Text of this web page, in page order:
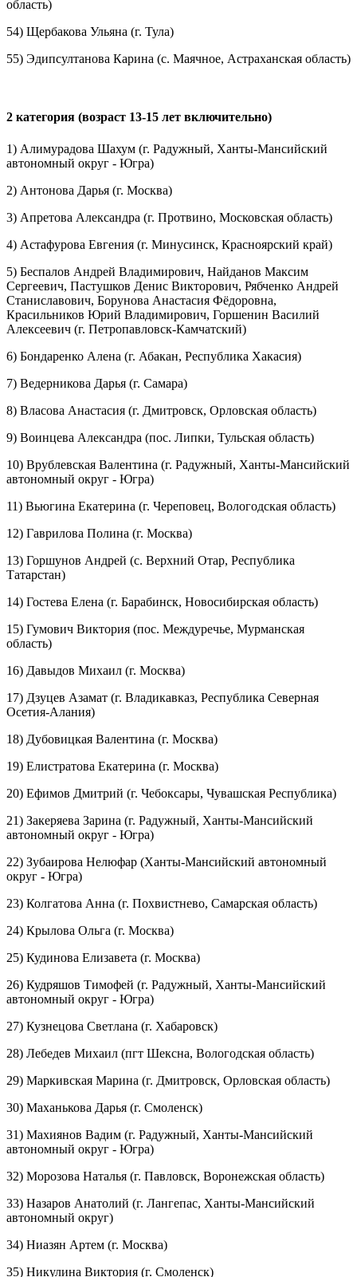
область)
54) Щербакова Ульяна (г. Тула)
55) Эдипсултанова Карина (с. Маячное, Астраханская область)
2 категория (возраст 13-15 лет включительно)
1) Алимурадова Шахум (г. Радужный, Ханты-Мансийский
автономный округ - Югра)
2) Антонова Дарья (г. Москва)
3) Апретова Александра (г. Протвино, Московская область)
4) Астафурова Евгения (г. Минусинск, Красноярский край)
5) Беспалов Андрей Владимирович, Найданов Максим
Сергеевич, Пастушков Денис Викторович, Рябченко Андрей
Станиславович, Борунова Анастасия Фёдоровна,
Красильников Юрий Владимирович, Горшенин Василий
Алексеевич (г. Петропавловск-Камчатский)
6) Бондаренко Алена (г. Абакан, Республика Хакасия)
7) Ведерникова Дарья (г. Самара)
8) Власова Анастасия (г. Дмитровск, Орловская область)
9) Воинцева Александра (пос. Липки, Тульская область)
10) Врублевская Валентина (г. Радужный, Ханты-Мансийский
автономный округ - Югра)
11) Вьюгина Екатерина (г. Череповец, Вологодская область)
12) Гаврилова Полина (г. Москва)
13) Горшунов Андрей (с. Верхний Отар, Республика
Татарстан)
14) Гостева Елена (г. Барабинск, Новосибирская область)
15) Гумович Виктория (пос. Междуречье, Мурманская
область)
16) Давыдов Михаил (г. Москва)
17) Дзуцев Азамат (г. Владикавказ, Республика Северная
Осетия-Алания)
18) Дубовицкая Валентина (г. Москва)
19) Елистратова Екатерина (г. Москва)
20) Ефимов Дмитрий (г. Чебоксары, Чувашская Республика)
21) Закеряева Зарина (г. Радужный, Ханты-Мансийский
автономный округ - Югра)
22) Зубаирова Нелюфар (Ханты-Мансийский автономный
округ - Югра)
23) Колгатова Анна (г. Похвистнево, Самарская область)
24) Крылова Ольга (г. Москва)
25) Кудинова Елизавета (г. Москва)
26) Кудряшов Тимофей (г. Радужный, Ханты-Мансийский
автономный округ - Югра)
27) Кузнецова Светлана (г. Хабаровск)
28) Лебедев Михаил (пгт Шексна, Вологодская область)
29) Маркивская Марина (г. Дмитровск, Орловская область)
30) Маханькова Дарья (г. Смоленск)
31) Махиянов Вадим (г. Радужный, Ханты-Мансийский
автономный округ - Югра)
32) Морозова Наталья (г. Павловск, Воронежская область)
33) Назаров Анатолий (г. Лангепас, Ханты-Мансийский
автономный округ)
34) Ниазян Артем (г. Москва)
35) Никулина Виктория (г. Смоленск)